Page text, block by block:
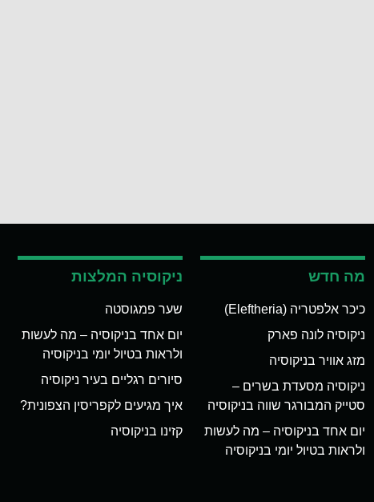
מה חדש
כיכר אלפטריה (Eleftheria)
ניקוסיה לונה פארק
מזג אוויר בניקוסיה
ניקוסיה מסעדת בשרים –
סטייק המבורגר שווה בניקוסיה
יום אחד בניקוסיה – מה לעשות
ולראות בטיול יומי בניקוסיה
ניקוסיה המלצות
שער פמגוסטה
יום אחד בניקוסיה – מה לעשות
ולראות בטיול יומי בניקוסיה
סיורים רגליים בעיר ניקוסיה
איך מגיעים לקפריסין הצפונית?
קזינו בניקוסיה